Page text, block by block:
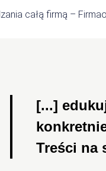
[...]
Treści na